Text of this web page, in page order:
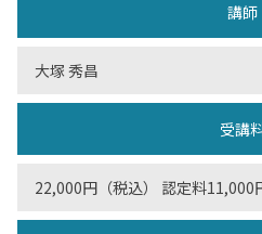
講師
大塚 秀昌
受講
22,000円（税込） 認定料11,000